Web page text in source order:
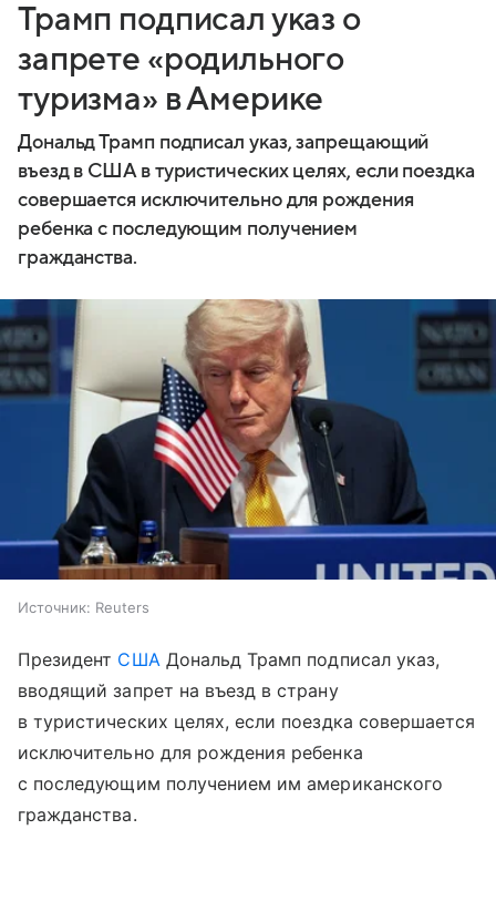
Трамп подписал указ о
запрете «родильного
туризма» в Америке
Дональд Трамп подписал указ, запрещающий
въезд в США в туристических целях, если поездка
совершается исключительно для рождения
ребенка с последующим получением
гражданства.
Источник: Reuters
Президент СШАДональд Трамп подписал указ,
вводящий запрет на въезд в страну
в туристических целях, если поездка совершается
исключительно для рождения ребенка
с последующим получением им американского
гражданства.